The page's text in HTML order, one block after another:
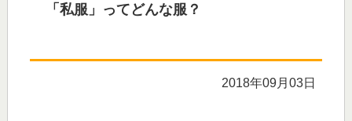
「私服」ってどんな服？
2018年09月03日